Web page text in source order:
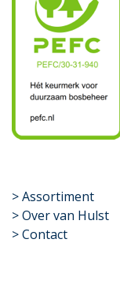
​>Assortiment
> Over van Hulst
> Contact